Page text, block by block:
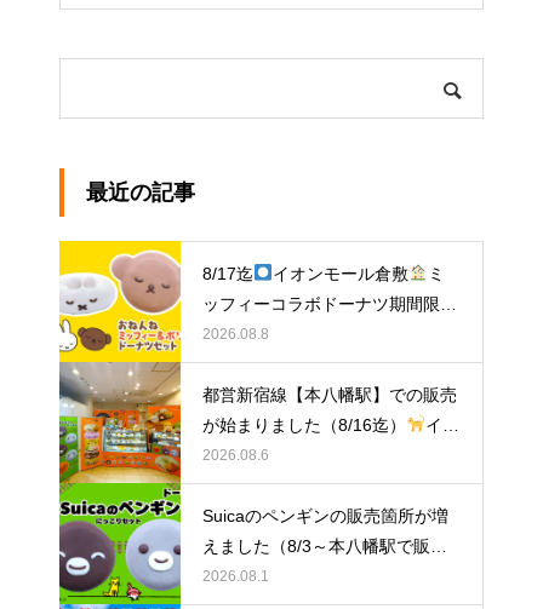
最近の記事
8/17迄 イオンモール倉敷
ミ
ッフィーコラボドーナツ期間限定
販売中！
2026.08.8
都営新宿線【本八幡駅】での販売
が始まりました（8/16迄）
イク
ミママのどうぶつドーナツ
2026.08.6
Suicaのペンギンの販売箇所が増
えました（8/3～本八幡駅で販
売）
イクミママのどうぶつドー
2026.08.1